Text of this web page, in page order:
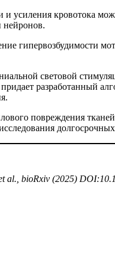
усиления кровотока
нейронов.
гипервозбудимости
световой
разработанный
повреждения
al., bioRxiv (2025)